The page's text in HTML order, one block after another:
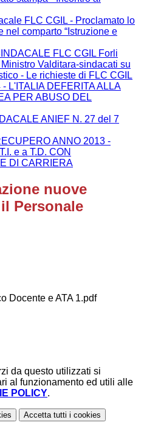
FLC CGIL - Proclamato lo
nel comparto “Istruzione e
FLC CGIL Forli
Valditara-sindacati su
- Le richieste di FLC CGIL
L'ITALIA DEFERITA ALLA
PER ABUSO DEL
ANIEF N. 27 del 7
ANNO 2013 -
e a T.D. CON
DI CARRIERA
nuove
Personale
Docente e ATA 1.pdf
da questo utilizzati si
al funzionamento ed utili alle
POLICY.
Accetta tutti i cookies